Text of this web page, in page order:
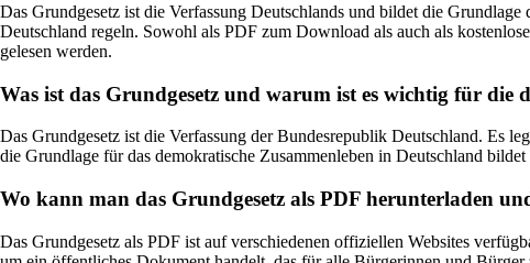
Das Grundgesetz ist die Verfassung Deutschlands und bildet die
Deutschland regeln. Sowohl als PDF zum Download als auch als
gelesen werden.
Was ist das Grundgesetz und warum ist es wichtig für die
Das Grundgesetz ist die Verfassung der Bundesrepublik Deutschland. Es
die Grundlage für das demokratische Zusammenleben in Deutschland
Wo kann man das Grundgesetz als PDF herunterladen
Das Grundgesetz als PDF ist auf verschiedenen offiziellen Websites